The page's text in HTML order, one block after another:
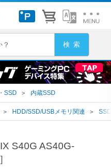
SSD ＞ 内蔵SSD
＞ HDD/SSD/USBメモリ関連 ＞ SSD
S40G AS40G-